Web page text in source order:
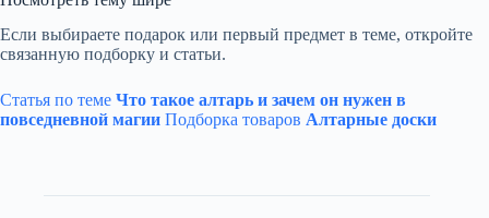
Если выбираете подарок или первый предмет в теме, откройте
связанную подборку и статьи.
Статья по теме Что такое алтарь и зачем он нужен в
повседневной магии Подборка товаров Алтарные доски